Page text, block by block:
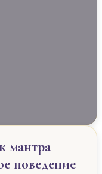
мантра
поведение